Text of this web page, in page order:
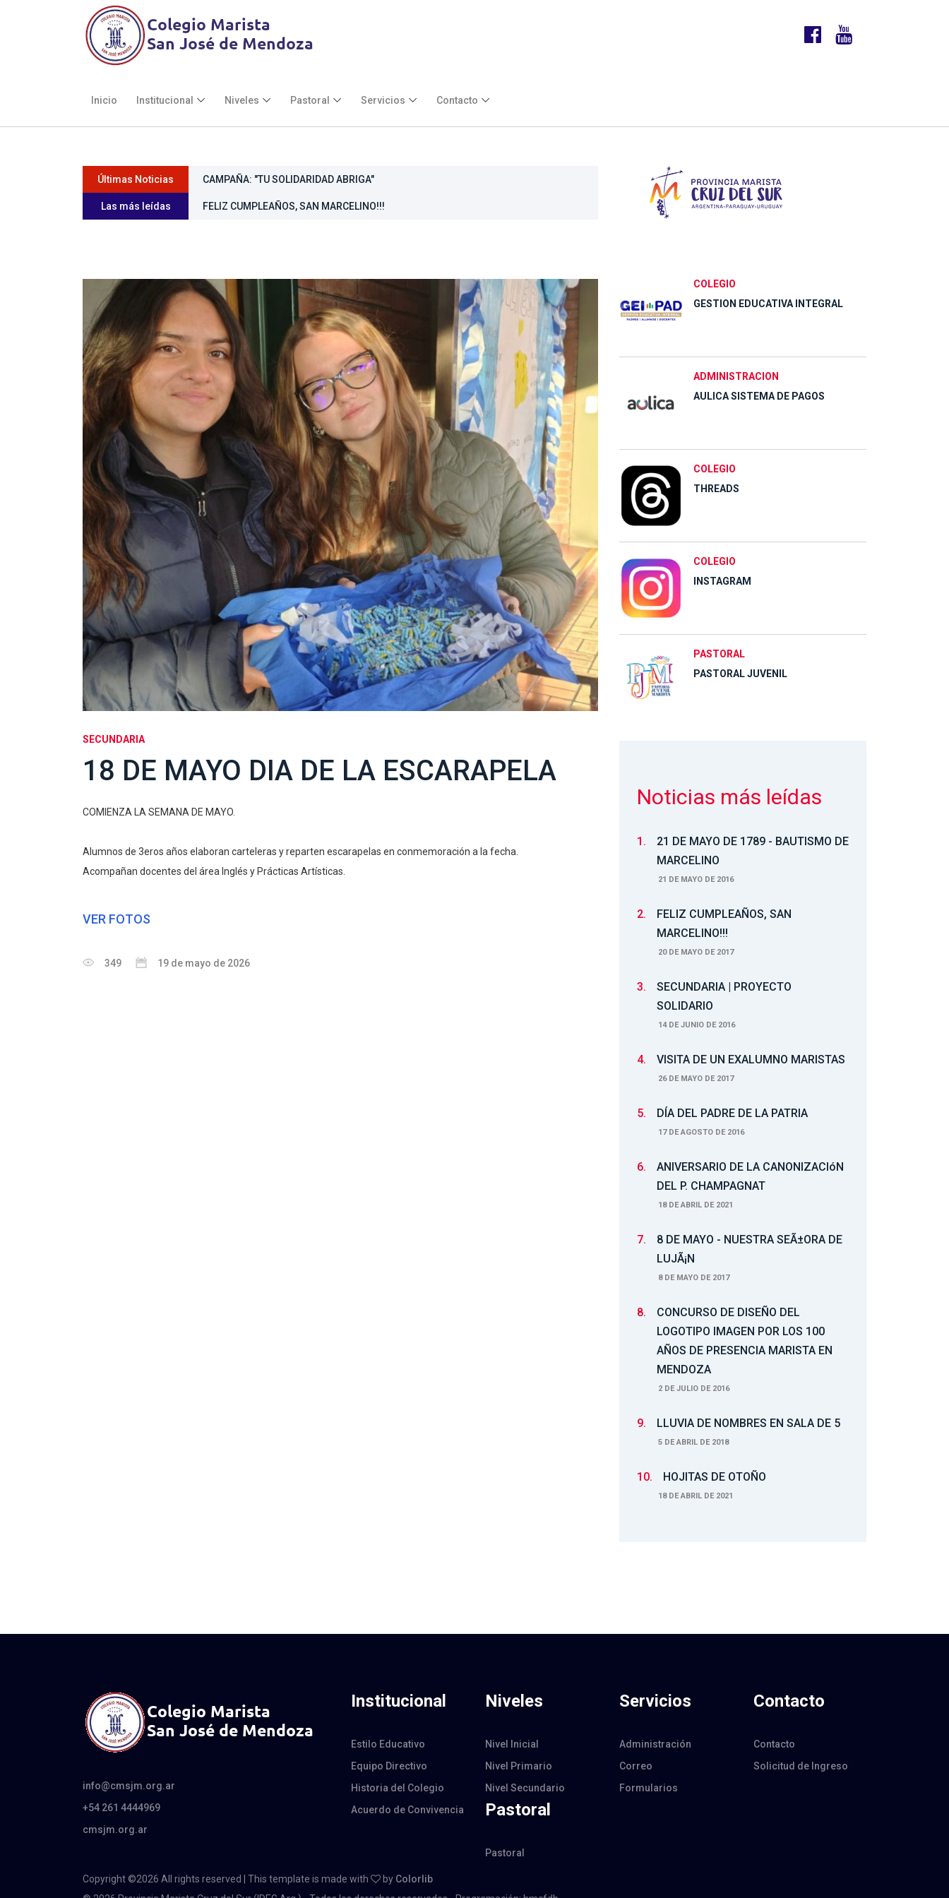
Inicio Institucional Niveles Pastoral Servicios Contacto
Últimas Noticias CAMPAÑA: "TU SOLIDARIDAD ABRIGA"
Las más leídas FELIZ CUMPLEAÑOS, SAN MARCELINO!!!
SECUNDARIA
18 DE MAYO DIA DE LA ESCARAPELA
COMIENZA LA SEMANA DE MAYO.
Alumnos de 3eros años elaboran carteleras y reparten escarapelas en conmemoración a la fecha.
Acompañan docentes del área Inglés y Prácticas Artísticas.
VER FOTOS
349 19 de mayo de 2026
COLEGIO
GESTION EDUCATIVA INTEGRAL
ADMINISTRACION
AULICA SISTEMA DE PAGOS
COLEGIO
THREADS
COLEGIO
INSTAGRAM
PASTORAL
PASTORAL JUVENIL
Noticias más leídas
1.
21 DE MAYO DE 1789 - BAUTISMO DE
MARCELINO
21 DE MAYO DE 2016
2.
FELIZ CUMPLEAÑOS, SAN
MARCELINO!!!
20 DE MAYO DE 2017
3.
SECUNDARIA | PROYECTO
SOLIDARIO
14 DE JUNIO DE 2016
4. VISITA DE UN EXALUMNO MARISTAS
26 DE MAYO DE 2017
5. DÍA DEL PADRE DE LA PATRIA
17 DE AGOSTO DE 2016
6.
ANIVERSARIO DE LA CANONIZACIóN
DEL P. CHAMPAGNAT
18 DE ABRIL DE 2021
7.
8 DE MAYO - NUESTRA SEÃ±ORA DE
LUJÃ¡N
8 DE MAYO DE 2017
8.
CONCURSO DE DISEÑO DEL
LOGOTIPO IMAGEN POR LOS 100
AÑOS DE PRESENCIA MARISTA EN
MENDOZA
2 DE JULIO DE 2016
9. LLUVIA DE NOMBRES EN SALA DE 5
5 DE ABRIL DE 2018
10. HOJITAS DE OTOÑO
18 DE ABRIL DE 2021
info@cmsjm.org.ar
+54 261 4444969
cmsjm.org.ar
Institucional
Estilo Educativo
Equipo Directivo
Historia del Colegio
Acuerdo de Convivencia
Niveles
Nivel Inicial
Nivel Primario
Nivel Secundario
Pastoral
Pastoral
Servicios
Administración
Correo
Formularios
Contacto
Contacto
Solicitud de Ingreso
Copyright ©2026 All rights reserved | This template is made with by Colorlib